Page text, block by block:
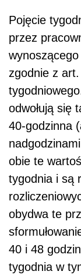
Pojęcie
przez
zgodnie z
odwołują się
40-godzinna
obie te
tygodnia i są
obydwa te
40 i 48
tygodnia w